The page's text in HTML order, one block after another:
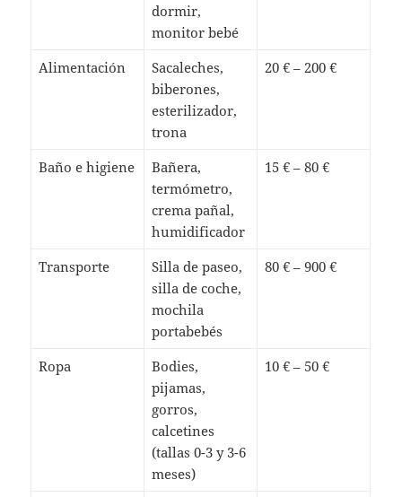
dormir,
monitor bebé
Alimentación
Sacaleches,
biberones,
esterilizador,
trona
20 € – 200 €
Baño e higiene
Bañera,
termómetro,
crema pañal,
humidificador
15 € – 80 €
Transporte
Silla de paseo,
silla de coche,
mochila
portabebés
80 € – 900 €
Ropa
Bodies,
pijamas,
gorros,
calcetines
(tallas 0-3 y 3-6
meses)
10 € – 50 €